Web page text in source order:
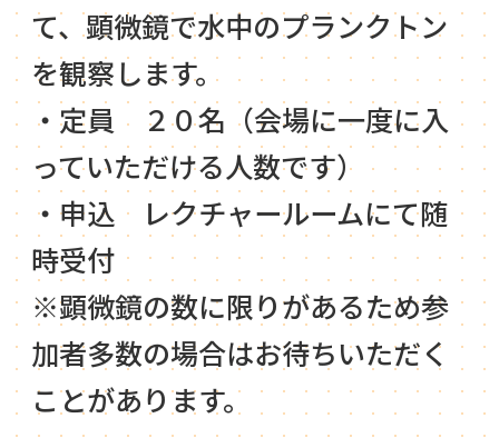
て、顕微鏡で水中のプランクトン
を観察します。
・定員 ２０名（会場に一度に入
っていただける人数です）
・申込 レクチャールームにて随
時受付
※顕微鏡の数に限りがあるため参
加者多数の場合はお待ちいただく
ことがあります。